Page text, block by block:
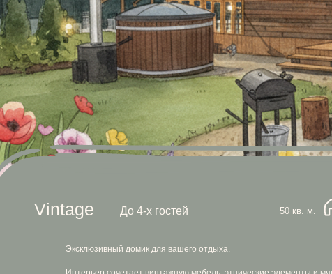
Бронирование от 2-х суток
Две просторные террасы с обустроенными зонами отдыха и летней кухней.
Перед домом — гриль-зона, очаг с креслами для отдыха и баня бочка Фурако
на дровах, доступная за дополнительную плату.
Интерьер сочетает винтажную мебель, этнические элементы и мягкий свет.
Внешняя отделка из антикварной доски бирманского тика. Внутри вас ждёт спальня
с большой кроватью, уютная гостиная с дровяным камином и раскладным диваном.
В кухонной зоне есть все необходимое для приготовления и красивой сервировки.
Эксклюзивный домик для вашего отдыха.
Vintage 50 кв. м.
До 4-х гостей